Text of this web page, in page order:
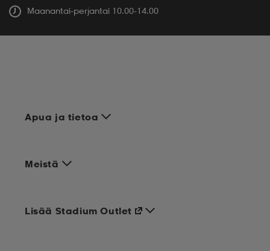
Maanantai-perjantai 10.00-14.00
Apua ja tietoa
Meistä
Lisää Stadium Outlet